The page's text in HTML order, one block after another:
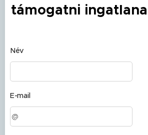
támogatni
Név
E-mail